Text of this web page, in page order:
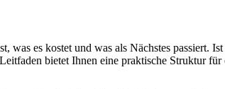
es kostet und was als Nächstes passiert.
bietet Ihnen eine praktische Struktur